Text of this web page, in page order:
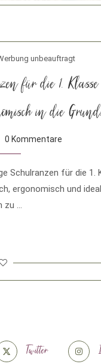
unbeauftragt
für die 1.
in die
0 Kommentare
Schulranzen für die 1.
ergonomisch und
zu …
Twitter